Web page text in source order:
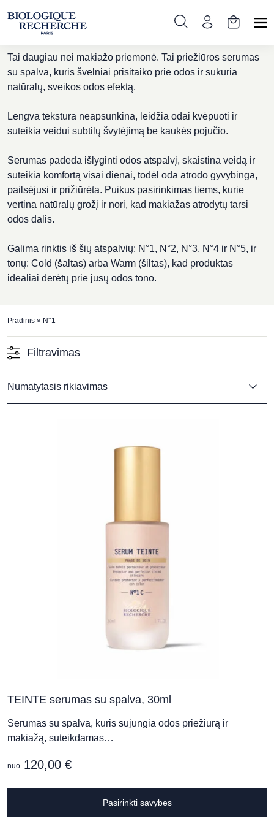
N°1
Tai daugiau nei makiažo priemonė. Tai priežiūros serumas
su spalva, kuris švelniai prisitaiko prie odos ir sukuria
natūralų, sveikos odos efektą.
Lengva tekstūra neapsunkina, leidžia odai kvėpuoti ir
suteikia veidui subtilų švytėjimą be kaukės pojūčio.
Serumas padeda išlyginti odos atspalvį, skaistina veidą ir
suteikia komfortą visai dienai, todėl oda atrodo gyvybinga,
pailsėjusi ir prižiūrėta. Puikus pasirinkimas tiems, kurie
vertina natūralų grožį ir nori, kad makiažas atrodytų tarsi
odos dalis.
Galima rinktis iš šių atspalvių: N°1, N°2, N°3, N°4 ir N°5, ir
tonų: Cold (šaltas) arba Warm (šiltas), kad produktas
idealiai derėtų prie jūsų odos tono.
Pradinis » N°1
Filtravimas
TEINTE serumas su spalva, 30ml
Serumas su spalva, kuris sujungia odos priežiūrą ir
makiažą, suteikdamas…
nuo 120,00 €
Pasirinkti savybes